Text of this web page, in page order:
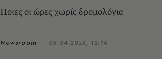
Ποιες οι ώρες χωρίς δρομολόγια
Newsroom 05.04.2023, 12:14